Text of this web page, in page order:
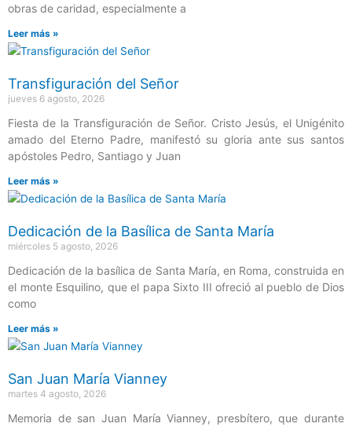
obras de caridad, especialmente a
Leer más »
Transfiguración del Señor
jueves 6 agosto, 2026
Fiesta de la Transfiguración de Señor. Cristo Jesús, el Unigénito
amado del Eterno Padre, manifestó su gloria ante sus santos
apóstoles Pedro, Santiago y Juan
Leer más »
Dedicación de la Basílica de Santa María
miércoles 5 agosto, 2026
Dedicación de la basílica de Santa María, en Roma, construida en
el monte Esquilino, que el papa Sixto III ofreció al pueblo de Dios
como
Leer más »
San Juan María Vianney
martes 4 agosto, 2026
Memoria de san Juan María Vianney, presbítero, que durante